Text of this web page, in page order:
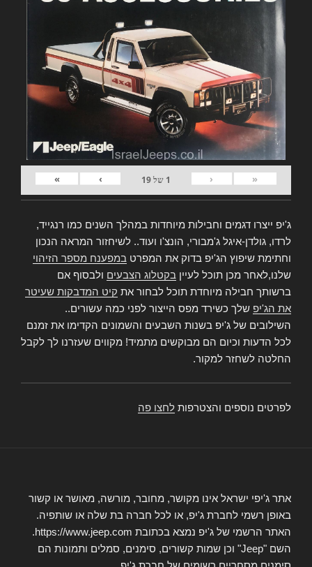
«
‹
1 של19
›
»
ג'יפ ייצרו דגמים וחבילות מיוחדות במהלך השנים כמו רנגייד,
לרדו, גולדן-איגל ג'מבורי, הונצ'ו ועוד.. לשיחזור המראה הנכון
וחתימת שיפוץ הג'יפ בדוק את המפרט במפענח מספר הזיהוי
שלנו,לאחר מכן תוכל לעיין בקטלוג הצבעים ולבסוף אם
ברשותך חבילה מיוחדת תוכל לבחור את קיט המדבקות שעיטר
את הג'יפ שלך כשירד מפס הייצור לפני כמה עשורים..
השילובים של ג'יפ בשנות השבעים והשמונים הקדימו את זמנם
לכל הדעות וכיום הם מבוקשים מתמיד! מקווים שעזרנו לך לקבל
החלטה לשחזר למקור.
לפרטים נוספים והצטרפות לחצו פה
אתר ג'יפי ישראל אינו מקושר, מחובר, מורשה, מאושר או קשור
באופן רשמי לחברת ג'יפ, או לכל חברה בת שלה או שותפיה.
האתר הרשמי של ג'יפ נמצא בכתובת https://www.jeep.com.
השם "Jeep" וכן שמות קשורים, סימנים, סמלים ותמונות הם